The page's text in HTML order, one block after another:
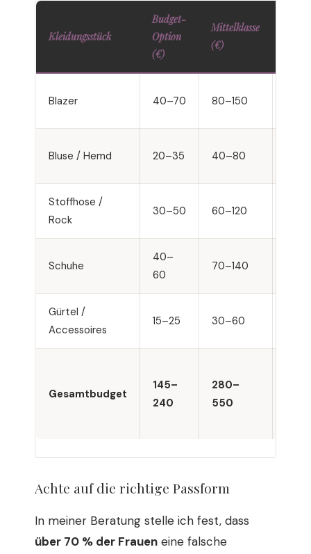
Kleidungsstück
Budget-
Option
(€)
Mittelklasse
(€)
Blazer 40–70 80–150
Bluse / Hemd 20–35 40–80
Stoffhose /
Rock
30–50 60–120
Schuhe
40–
60
70–140
Gürtel /
Accessoires
15–25 30–60
Gesamtbudget
145–
240
280–
550
Achte auf die richtige Passform
In meiner Beratung stelle ich fest, dass
über 70 % der Frauen eine falsche